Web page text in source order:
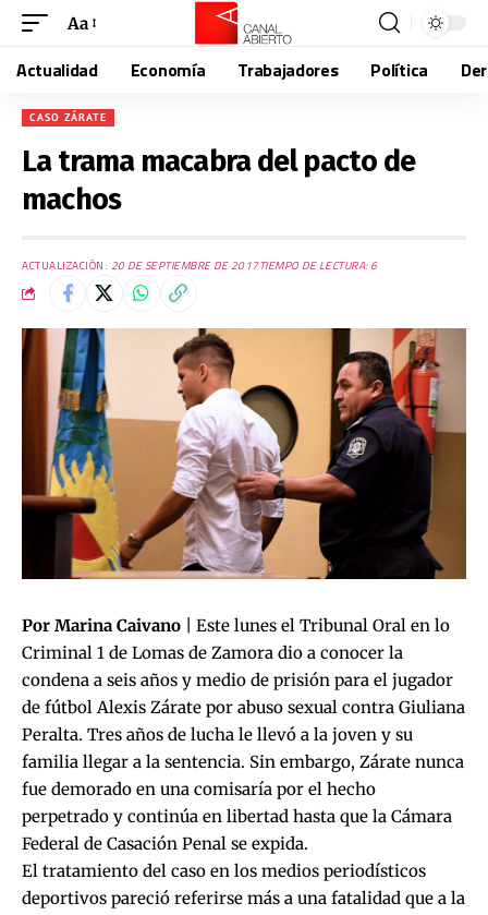
Aa
Actualidad Economía Trabajadores Política
CASO ZÁRATE
La trama macabra del pacto de
machos
ACTUALIZACIÓN: 20 DE SEPTIEMBRE DE 2017TIEMPO DE LECTURA: 6
Por Marina Caivano | Este lunes el Tribunal Oral en lo
Criminal 1 de Lomas de Zamora dio a conocer la
condena a seis años y medio de prisión para el jugador
de fútbol Alexis Zárate por abuso sexual contra Giuliana
Peralta. Tres años de lucha le llevó a la joven y su
familia llegar a la sentencia. Sin embargo, Zárate nunca
fue demorado en una comisaría por el hecho
perpetrado y continúa en libertad hasta que la Cámara
Federal de Casación Penal se expida.
El tratamiento del caso en los medios periodísticos
deportivos pareció referirse más a una fatalidad que a la